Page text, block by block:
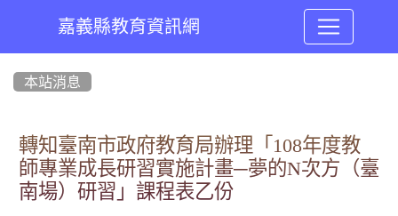
嘉義縣教育資訊網
本站消息
轉知臺南市政府教育局辦理「108年度教
師專業成長研習實施計畫─夢的N次方（臺
南場）研習」課程表乙份